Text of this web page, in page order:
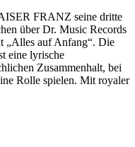
FRANZ seine dritte
über Dr. Music Records
„Alles auf Anfang“. Die
eine lyrische
Zusammenhalt, bei
Rolle spielen. Mit royaler